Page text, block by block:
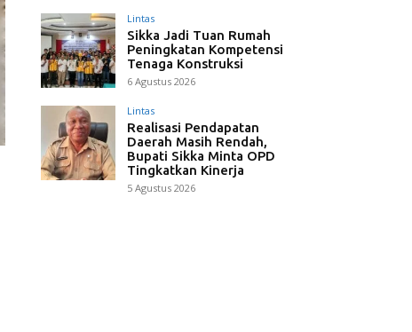
Lintas
Sikka Jadi Tuan Rumah
Peningkatan Kompetensi
Tenaga Konstruksi
6 Agustus 2026
Lintas
Realisasi Pendapatan
Daerah Masih Rendah,
Bupati Sikka Minta OPD
Tingkatkan Kinerja
5 Agustus 2026